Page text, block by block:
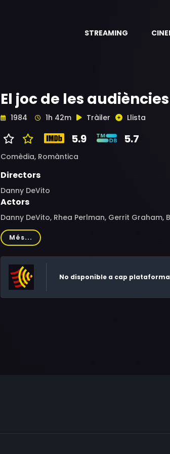
STREAMING
El joc de les audiències
1984 1h 42m Tràiler Llista
5.9 5.7
Comèdia, Romàntica
Directors
Danny DeVito
Actors
Danny DeVito, Rhea Perlman, Gerrit
Graham, Huntz Hall, Basil Hoffman, Kevin
Vincent Schiavelli, Fred Scialla, Frank Sivero,
Brooks, Cisse Cameron, Gela Nash, Candi
Robert Costanzo, Selma Diamond, Michael
Kenneth Kimmins, Bruce Kimmel, Katie La
Joey DePinto, James Le Gros, Susan Peretz,
Stavola, J. Alan Thomas, Lisle Wilson, Lee
Més...
No disponible a cap